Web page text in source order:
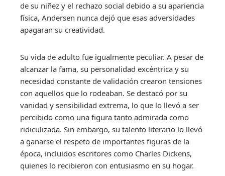
de su niñez y el rechazo social debido a su apariencia
física, Andersen nunca dejó que esas adversidades
apagaran su creatividad.
Su vida de adulto fue igualmente peculiar. A pesar de
alcanzar la fama, su personalidad excéntrica y su
necesidad constante de validación crearon tensiones
con aquellos que lo rodeaban. Se destacó por su
vanidad y sensibilidad extrema, lo que lo llevó a ser
percibido como una figura tanto admirada como
ridiculizada. Sin embargo, su talento literario lo llevó
a ganarse el respeto de importantes figuras de la
época, incluidos escritores como Charles Dickens,
quienes lo recibieron con entusiasmo en su hogar.